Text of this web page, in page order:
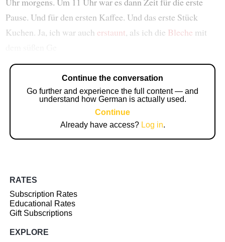
Pause. Und für den ersten Kaffee. Und das erste Stück
Kuchen. Ja, ich war auch erstaunt, als ich die Bleche mit
Continue the conversation
Go further and experience the full content — and
understand how German is actually used.
Continue
Already have access? Log in.
RATES
Subscription Rates
Educational Rates
Gift Subscriptions
EXPLORE